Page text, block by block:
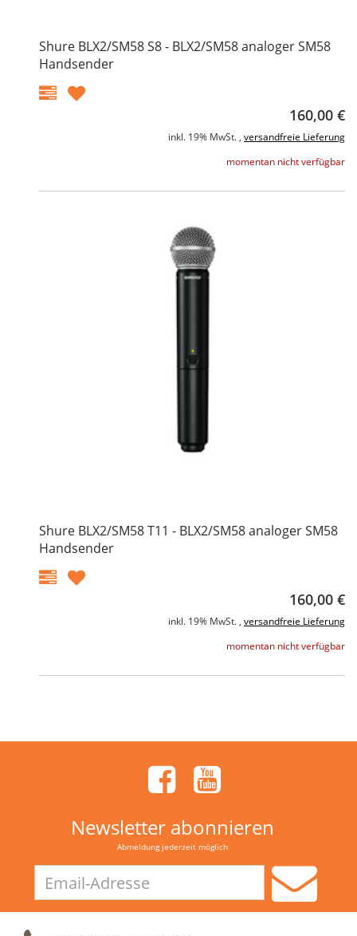
Shure BLX2/SM58 S8 - BLX2/SM58 analoger SM58
Handsender
160,00 €
inkl. 19% MwSt. , versandfreie Lieferung
momentan nicht verfügbar
Shure BLX2/SM58 T11 - BLX2/SM58 analoger SM58
Handsender
160,00 €
inkl. 19% MwSt. , versandfreie Lieferung
momentan nicht verfügbar
Newsletter abonnieren
Abmeldung jederzeit möglich
Adresse